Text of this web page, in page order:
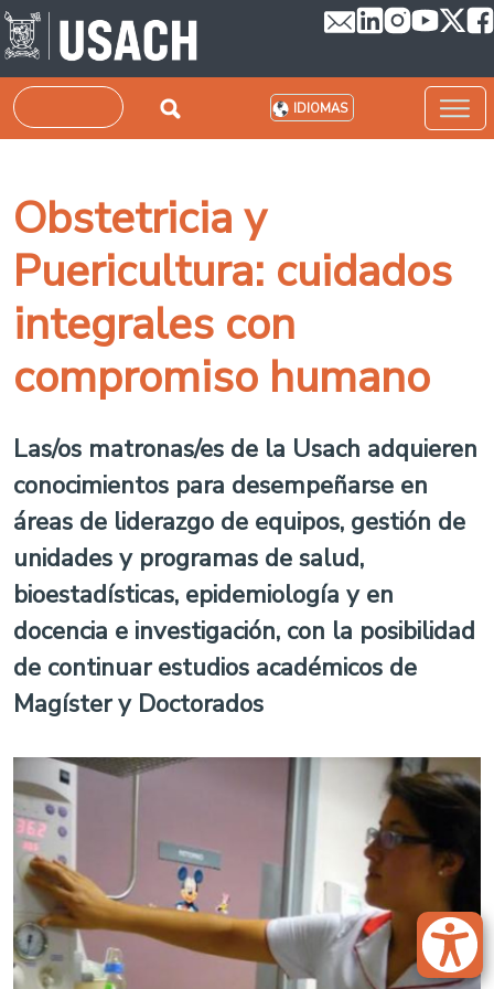
Pasar al contenido principal
Buscar IDIOMAS
Obstetricia y
Puericultura: cuidados
integrales con
compromiso humano
Las/os matronas/es de la Usach adquieren
conocimientos para desempeñarse en
áreas de liderazgo de equipos, gestión de
unidades y programas de salud,
bioestadísticas, epidemiología y en
docencia e investigación, con la posibilidad
de continuar estudios académicos de
Magíster y Doctorados